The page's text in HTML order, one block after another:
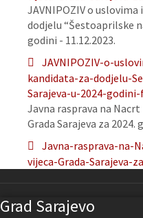
JAVNIPOZIV o
dodjelu “Šestoaprilske
godini - 11.12.2023.
JAVNIPOZIV-o-
kandidata-za-dodjelu-
Sarajeva-u-2024-
Javna rasprava na
Grada Sarajeva za 2024.
Javna-rasprava-na-
vijeca-Grada-Sarajeva-
Grad Sarajevo